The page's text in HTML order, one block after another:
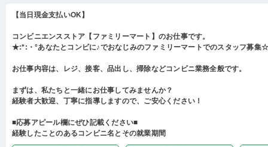
【当日現金支払いOK】
コンビニエンスストア【ファミリーマート】のお仕事です。
★:*:・°あなたとコンビに♪でおなじみのファミリーマートでのスタッフ募集
お仕事内容は、レジ、接客、品出し、掃除などコンビニ業務全般です。
まずは、私たちと一緒にお仕事してみませんか？
経験者大歓迎、丁寧に指導しますので、ご安心ください！
■応募アピール欄にぜひ記載ください■
経験したことのあるコンビニ名とその就業期間